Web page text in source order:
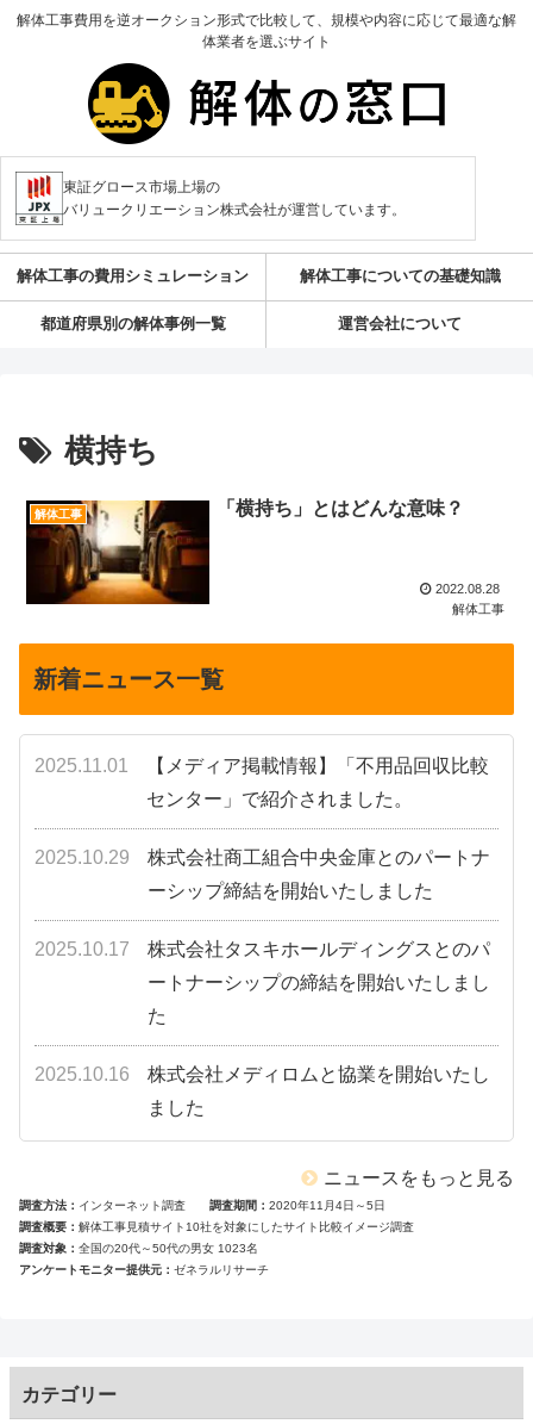
解体工事費用を逆オークション形式で比較して、規模や内容に応じて最適な解
体業者を選ぶサイト
東証グロース市場上場の
バリュークリエーション株式会社が運営しています。
解体工事の費用シミュレーション 解体工事についての基礎知識
都道府県別の解体事例一覧 運営会社について
横持ち
解体工事 「横持ち」とはどんな意味？
2022.08.28
解体工事
新着ニュース一覧
2025.11.01
【メディア掲載情報】「不用品回収比較
センター」で紹介されました。
2025.10.29
株式会社商工組合中央金庫とのパートナ
ーシップ締結を開始いたしました
2025.10.17
株式会社タスキホールディングスとのパ
ートナーシップの締結を開始いたしまし
た
2025.10.16
株式会社メディロムと協業を開始いたし
ました
ニュースをもっと見る
調査方法 インターネット調査 調査期間
2020年11月4日～5日
調査概要
解体工事見積サイト10社を対象にしたサイト比較イメージ調査
調査対象
全国の20代～50代の男女 1023名
アンケートモニター提供元
ゼネラルリサーチ
カテゴリー